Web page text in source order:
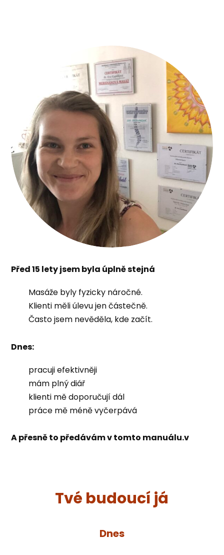
Před 15 lety jsem byla úplně stejná
Masáže byly fyzicky náročné.
Klienti měli úlevu jen částečně.
Často jsem nevěděla, kde začít.
Dnes:
pracuji efektivněji
mám plný diář
klienti mě doporučují dál
práce mě méně vyčerpává
A přesně to předávám v tomto manuálu.v
Tvé budoucí já
Dnes